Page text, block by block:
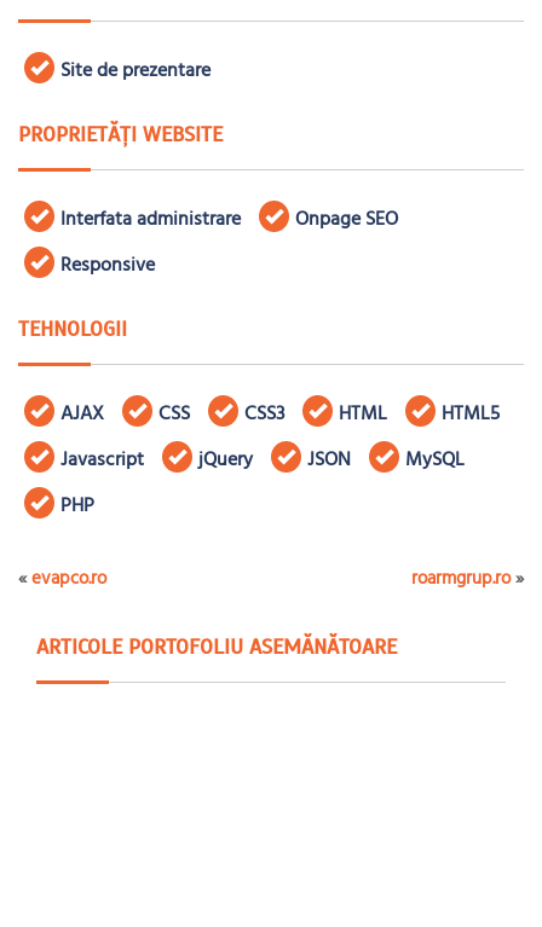
Site de prezentare
PROPRIETĂȚI WEBSITE
Interfata administrare
Onpage SEO
Responsive
TEHNOLOGII
AJAX CSS CSS3 HTML
HTML5
Javascript
jQuery JSON
MySQL
PHP
«evapco.ro roarmgrup.ro»
ARTICOLE PORTOFOLIU ASEMĂNĂTOARE